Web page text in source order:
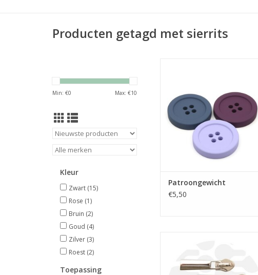
Producten getagd met sierrits
Min: €0 Max: €10
Kleur
Zwart (15)
Rose (1)
Bruin (2)
Goud (4)
Zilver (3)
Roest (2)
Toepassing
TOEVOEGEN AAN WINKELWAGEN
Patroongewicht
€5,50
Basis rits schuiver voor
spiraalrits 6mm op rol.